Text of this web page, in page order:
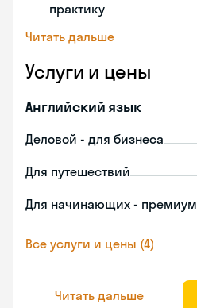
практику
Читать дальше
Услуги и цены
Английский язык
Деловой - для бизнеса
Для путешествий
Для начинающих - премиум
Все услуги и цены (4)
Читать дальше